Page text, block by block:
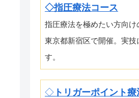
◇指圧療法コース
指圧療法を極めたい方向け
東京都新宿区で開催。実
す。
◇ トリガーポイント